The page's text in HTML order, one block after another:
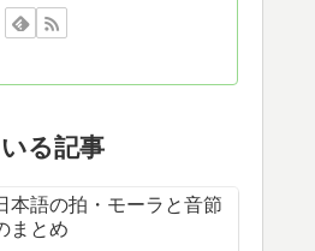
る記事
本語の拍・モーラと音節
まとめ